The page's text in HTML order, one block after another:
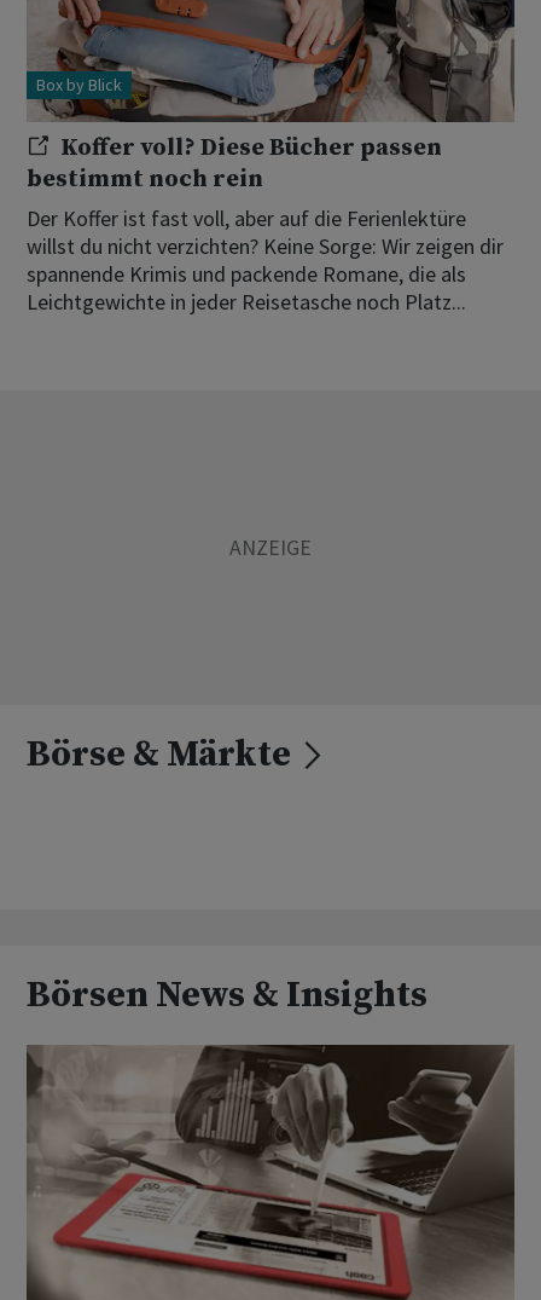
Box by Blick
Koffer voll? Diese Bücher passen
bestimmt noch rein
Der Koffer ist fast voll, aber auf die Ferienlektüre
willst du nicht verzichten? Keine Sorge: Wir zeigen dir
spannende Krimis und packende Romane, die als
Leichtgewichte in jeder Reisetasche noch Platz...
Börse & Märkte
Börsen News & Insights